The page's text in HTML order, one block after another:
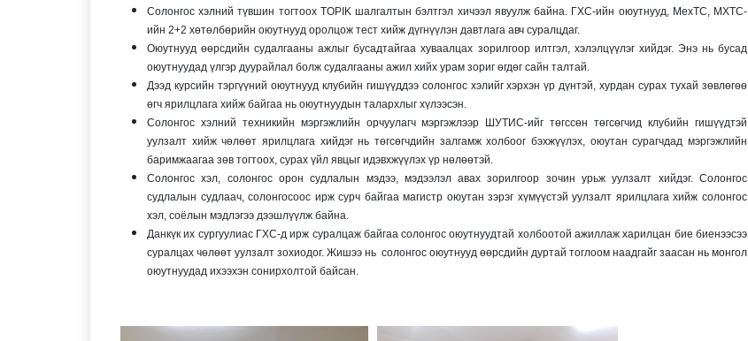
Солонгос хэлний түвшин тогтоох TOPIK шалгалтын бэлтгэл хичээл явуулж байна. ГХС-ийн оюутнууд, МехТС, МХТС-
ийн 2+2 хөтөлбөрийн оюутнууд оролцож тест хийж дүгнүүлэн давтлага авч суралцдаг.
Оюутнууд өөрсдийн судалгааны ажлыг бусадтайгаа хуваалцах зорилгоор илтгэл, хэлэлцүүлэг хийдэг. Энэ нь бусад
оюутнуудад үлгэр дуурайлал болж судалгааны ажил хийх урам зориг өгдөг сайн талтай.
Дээд курсийн тэргүүний оюутнууд клубийн гишүүддээ солонгос хэлийг хэрхэн үр дүнтэй, хурдан сурах тухай зөвлөгөө
өгч ярилцлага хийж байгаа нь оюутнуудын талархлыг хүлээсэн.
Солонгос хэлний техникийн мэргэжлийн орчуулагч мэргэжлээр ШУТИС-ийг төгссөн төгсөгчид клубийн гишүүдтэй
уулзалт хийж чөлөөт ярилцлага хийдэг нь төгсөгчдийн залгамж холбоог бэхжүүлэх, оюутан сурагчдад мэргэжлийн
баримжаагаа зөв тогтоох, сурах үйл явцыг идэвхжүүлэх үр нөлөөтэй.
Солонгос хэл, солонгос орон судлалын мэдээ, мэдээлэл авах зорилгоор зочин урьж уулзалт хийдэг. Солонгос
судлалын судлаач, солонгосоос ирж сурч байгаа магистр оюутан зэрэг хүмүүстэй уулзалт ярилцлага хийж солонгос
хэл, соёлын мэдлэгээ дээшлүүлж байна.
Данкүк их сургуулиас ГХС-д ирж суралцаж байгаа солонгос оюутнуудтай холбоотой ажиллаж харилцан бие биенээсээ
суралцах чөлөөт уулзалт зохиодог. Жишээ нь солонгос оюутнууд өөрсдийн дуртай тоглоом наадгайг заасан нь монгол
оюутнуудад ихээхэн сонирхолтой байсан.